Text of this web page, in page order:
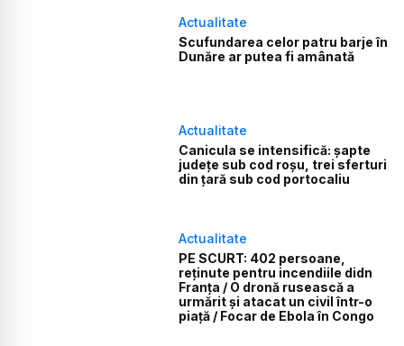
Actualitate
Scufundarea celor patru barje în
Dunăre ar putea fi amânată
Actualitate
Canicula se intensifică: șapte
județe sub cod roșu, trei sferturi
din țară sub cod portocaliu
Actualitate
PE SCURT: 402 persoane,
reținute pentru incendiile didn
Franța / O dronă rusească a
urmărit și atacat un civil într-o
piață / Focar de Ebola în Congo